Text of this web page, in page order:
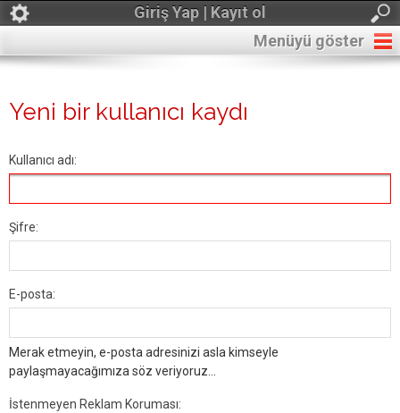
Giriş Yap | Kayıt ol
Menüyü göster
Yeni bir kullanıcı kaydı
Kullanıcı adı:
Şifre:
E-posta:
Merak etmeyin, e-posta adresinizi asla kimseyle
paylaşmayacağımıza söz veriyoruz...
İstenmeyen Reklam Koruması: